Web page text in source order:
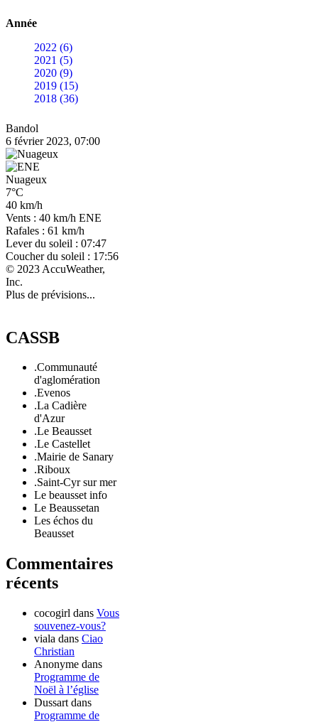
Année
2022 (6)
2021 (5)
2020 (9)
2019 (15)
2018 (36)
Bandol
6 février 2023, 07:00
Nuageux
7°C
40 km/h
Vents : 40 km/h ENE
Rafales : 61 km/h
Lever du soleil : 07:47
Coucher du soleil : 17:56
© 2023 AccuWeather,
Inc.
Plus de prévisions...
CASSB
.Communauté
d'aglomération
.Evenos
.La Cadière
d'Azur
.Le Beausset
.Le Castellet
.Mairie de Sanary
.Riboux
.Saint-Cyr sur mer
Le beausset info
Le Beaussetan
Les échos du
Beausset
Commentaires
récents
cocogirl dans Vous
souvenez-vous?
viala dans Ciao
Christian
Anonyme dans
Programme de
Noël à l’église
Dussart dans
Programme de